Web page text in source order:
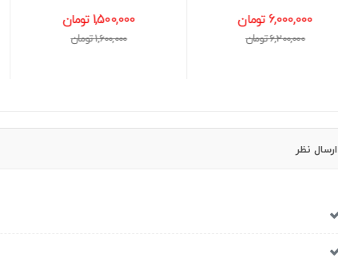
1,500,000 تومان
1,600,000 تومان
750,000 تومان
950,000 تومان
ارسال نظر